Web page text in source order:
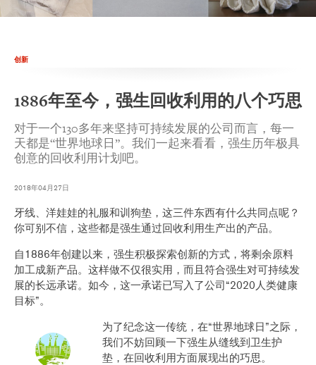
创新
1886年至今，强生回收利用的八个巧思
对于一个130多年来坚持可持续发展的公司而言，每一
天都是“世界地球日”。我们一起来看看，强生历年极具
创意的回收利用计划吧。
2018年04月27日
牙线、洋娃娃的礼服和训狗垫，这三件东西有什么共同点呢？
你可别不信，这些都是强生通过回收利用生产出的产品。
自1886年创建以来，强生积极探索创新的方式，将剩余原料
加工成新产品。这样做不仅很实用，而且符合强生对可持续发
展的长远承诺。如今，这一承诺已写入了公司“2020人类健康
目标”。
为了纪念这一传统，在“世界地球日”之际，
我们不妨回顾一下强生从缝线到卫生护
垫，在回收利用方面展现出的巧思。